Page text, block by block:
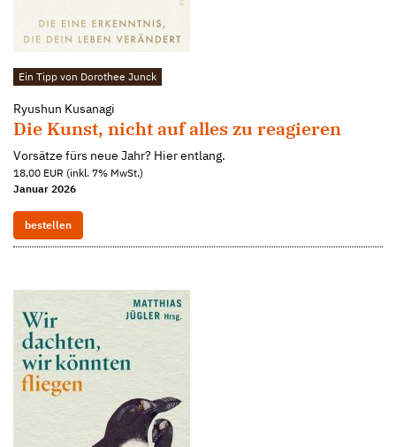
Ein Tipp von Dorothee Junck
Ryushun Kusanagi
Die Kunst, nicht auf alles zu reagieren
Vorsätze fürs neue Jahr? Hier entlang.
18,00 EUR (inkl. 7% MwSt.)
Januar 2026
bestellen